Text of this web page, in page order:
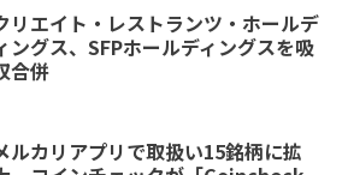
リエイト・レストランツ・ホールデ
ングス、SFPホールディングスを吸
合併
ルカリアプリで取扱い15銘柄に拡